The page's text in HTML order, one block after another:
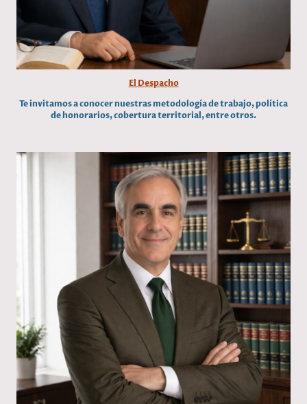
El Despacho
Te invitamos a conocer nuestras metodología de trabajo, política
de honorarios, cobertura territorial, entre otros.